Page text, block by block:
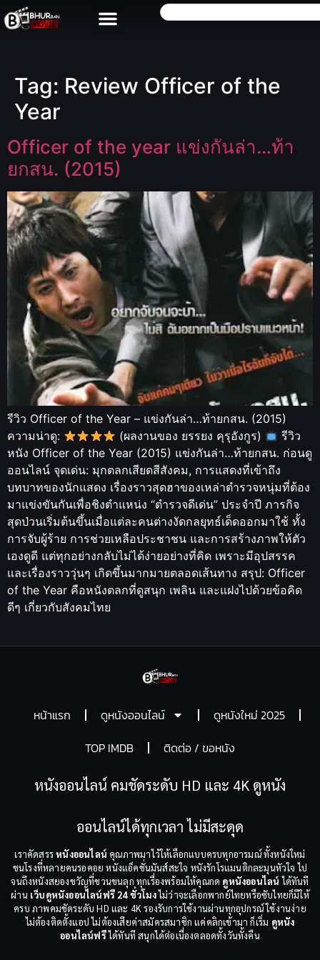
Tag: Review Officer of the
Year
Officer of the year แข่งกันล่า…ท้า
ยกสน. (2015)
รีวิว Officer of the Year – แข่งกันล่า…ท้ายกสน. (2015)
ความน่าดู:
(ผลงานของ ยรรยง คุรุอังกูร)
รีวิว
หนัง Officer of the Year (2015) แข่งกันล่า…ท้ายกสน. ก่อนดู
ออนไลน์ จุดเด่น: มุกตลกเสียดสีสังคม, การแสดงที่เข้าถึง
บทบาทของนักแสดง เรื่องราวสุดฮาของเหล่าตำรวจหนุ่มที่ต้อง
มาแข่งขันกันเพื่อชิงตำแหน่ง “ตำรวจดีเด่น” ประจำปี ภารกิจ
สุดป่วนเริ่มต้นขึ้นเมื่อแต่ละคนต่างงัดกลยุทธ์เด็ดออกมาใช้ ทั้ง
การจับผู้ร้าย การช่วยเหลือประชาชน และการสร้างภาพให้ตัว
เองดูดี แต่ทุกอย่างกลับไม่ได้ง่ายอย่างที่คิด เพราะมีอุปสรรค
และเรื่องราววุ่นๆ เกิดขึ้นมากมายตลอดเส้นทาง สรุป: Officer
of the Year คือหนังตลกที่ดูสนุก เพลิน และแฝงไปด้วยข้อคิด
ดีๆ เกี่ยวกับสังคมไทย
หน้าแรก ดูหนังออนไลน์
ดูหนังใหม่ 2025
TOP IMDB
ติดต่อ / ขอหนัง
หนังออนไลน์ คมชัดระดับ HD และ 4K ดูหนัง
ออนไลน์ได้ทุกเวลา ไม่มีสะดุด
เราคัดสรรหนังออนไลน์ คุณภาพมาไว้ให้เลือกแบบครบทุกอารมณ์ ทั้งหนังใหม่
ชนโรงที่หลายคนรอคอย หนังแอ็คชั่นมันส์สะใจ หนังรักโรแมนติกละมุนหัวใจ ไป
จนถึงหนังสยองขวัญที่ชวนขนลุก ทุกเรื่องพร้อมให้คุณกด ดูหนังออนไลน์ ได้ทันที
ผ่าน เว็บดูหนังออนไลน์ฟรี 24 ชั่วโมงไม่ว่าจะเลือกพากย์ไทยหรือซับไทยก็มีให้
ครบ ภาพคมชัดระดับ HD และ 4K รองรับการใช้งานผ่านทุกอุปกรณ์ ใช้งานง่าย
ไม่ต้องติดตั้งแอป ไม่ต้องเสียค่าสมัครสมาชิก แค่คลิกเข้ามา ก็เริ่ม ดูหนัง
ออนไลน์ฟรีได้ทันที สนุกได้ต่อเนื่องตลอดทั้งวันทั้งคืน